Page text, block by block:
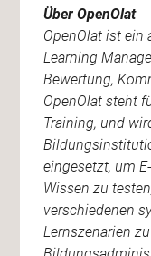
Über OpenOlat
OpenOlat ist ein
Learning
Bewertung,
OpenOlat steht
Training, und
eingesetzt, um
Wissen zu
verschiedenen
Lernszenarien